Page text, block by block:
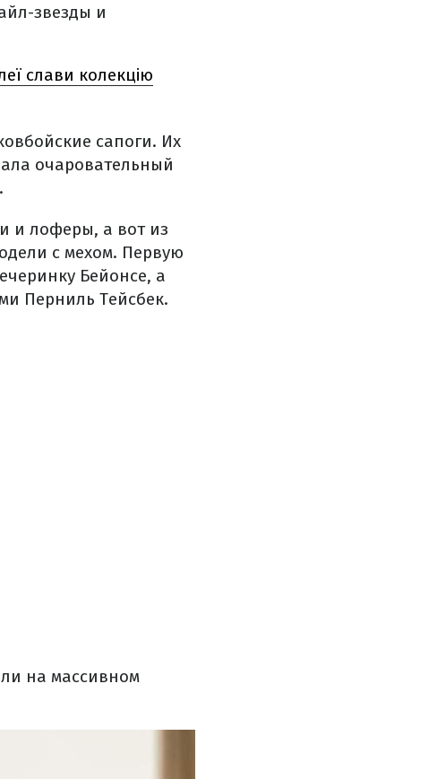
звезды и
слави колекцію
сапоги. Их
очаровательный
и лоферы, а вот из
с мехом. Первую
Бейонсе, а
Перниль Тейсбек.
на массивном